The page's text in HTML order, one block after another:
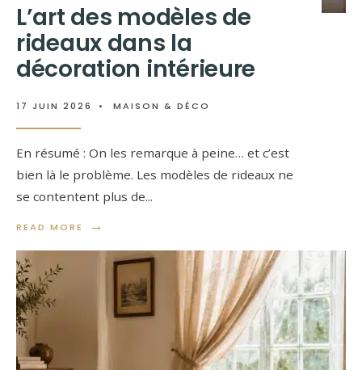
L’art des modèles de
rideaux dans la
décoration intérieure
17 JUIN 2026 • MAISON & DÉCO
En résumé : On les remarque à peine… et c’est
bien là le problème. Les modèles de rideaux ne
se contentent plus de...
READ MORE →